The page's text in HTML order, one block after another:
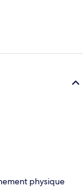
physique